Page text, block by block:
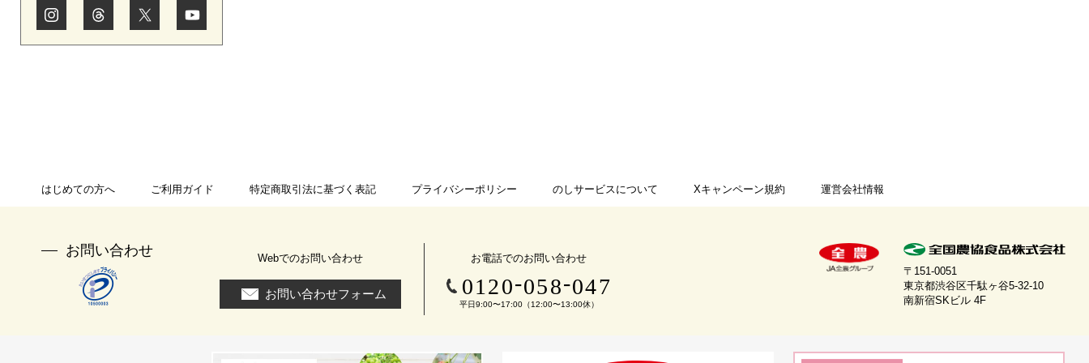
はじめての方へ ご利用ガイド 特定商取引法に基づく表記 プライバシーポリシー のしサービスについて Xキャンペーン規約 運営会社情報
お問い合わせ Webでのお問い合わせ
お問い合わせフォーム
お電話でのお問い合わせ
0120-058-047
平日9:00〜17:00（12:00〜13:00休）
〒151-0051
東京都渋谷区千駄ヶ谷5-32-10
南新宿SKビル 4F